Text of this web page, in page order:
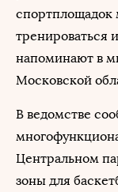
спортплощадок
тренироваться
напоминают в
Московской
В ведомстве
Центральном
зоны для